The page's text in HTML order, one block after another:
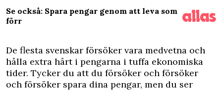
Se också: Spara pengar genom att leva som
förr
De flesta svenskar försöker vara medvetna och
hålla extra hårt i pengarna i tuffa ekonomiska
tider. Tycker du att du försöker och försöker
och försöker spara dina pengar, men du ser